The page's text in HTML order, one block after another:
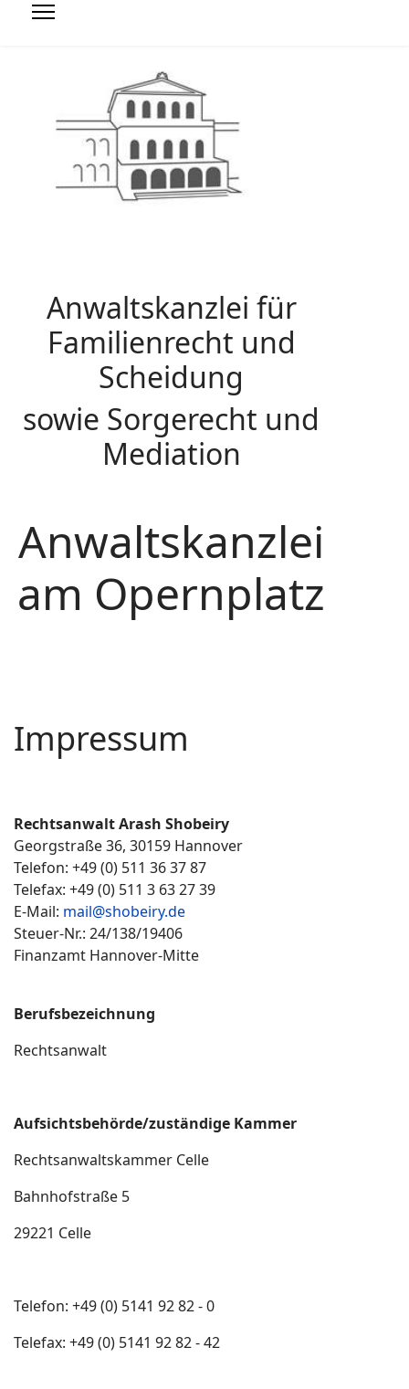
Anwaltskanzlei für
Familienrecht und
Scheidung
sowie Sorgerecht und
Mediation
Anwaltskanzlei
am Opernplatz
Impressum
Rechtsanwalt Arash Shobeiry
Georgstraße 36, 30159 Hannover
Telefon: +49 (0) 511 36 37 87
Telefax: +49 (0) 511 3 63 27 39
E-Mail: mail@shobeiry.de
Steuer-Nr.: 24/138/19406
Finanzamt Hannover-Mitte
Berufsbezeichnung
Rechtsanwalt
Aufsichtsbehörde/zuständige Kammer
Rechtsanwaltskammer Celle
Bahnhofstraße 5
29221 Celle
Telefon: +49 (0) 5141 92 82 - 0
Telefax: +49 (0) 5141 92 82 - 42